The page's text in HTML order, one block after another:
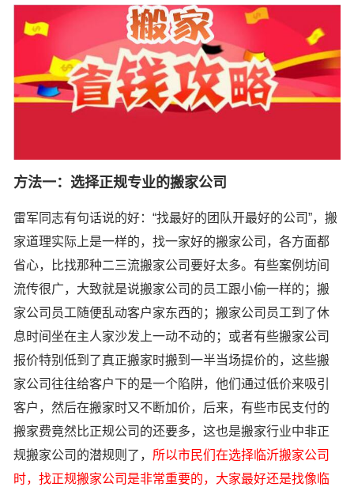
方法一：选择正规专业的搬家公司
雷军同志有句话说的好：“找最好的团队开最好的公司”，搬
家道理实际上是一样的，找一家好的搬家公司，各方面都
省心，比找那种二三流搬家公司要好太多。有些案例坊间
流传很广，大致就是说搬家公司的员工跟小偷一样的；搬
家公司员工随便乱动客户家东西的；搬家公司员工到了休
息时间坐在主人家沙发上一动不动的；或者有些搬家公司
报价特别低到了真正搬家时搬到一半当场提价的，这些搬
家公司往往给客户下的是一个陷阱，他们通过低价来吸引
客户，然后在搬家时又不断加价，后来，有些市民支付的
搬家费竟然比正规公司的还要多，这也是搬家行业中非正
规搬家公司的潜规则了， 所以市民们在选择临沂搬家公司
时，找正规搬家公司是非常重要的，大家最好还是找像临